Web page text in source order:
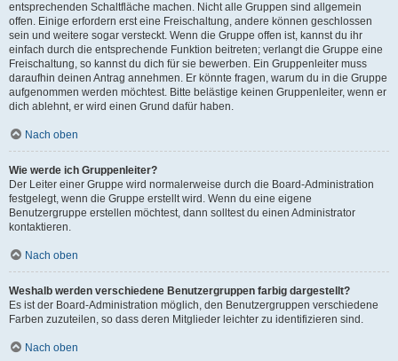
entsprechenden Schaltfläche machen. Nicht alle Gruppen sind allgemein
offen. Einige erfordern erst eine Freischaltung, andere können geschlossen
sein und weitere sogar versteckt. Wenn die Gruppe offen ist, kannst du ihr
einfach durch die entsprechende Funktion beitreten; verlangt die Gruppe eine
Freischaltung, so kannst du dich für sie bewerben. Ein Gruppenleiter muss
daraufhin deinen Antrag annehmen. Er könnte fragen, warum du in die Gruppe
aufgenommen werden möchtest. Bitte belästige keinen Gruppenleiter, wenn er
dich ablehnt, er wird einen Grund dafür haben.
Nach oben
Wie werde ich Gruppenleiter?
Der Leiter einer Gruppe wird normalerweise durch die Board-Administration
festgelegt, wenn die Gruppe erstellt wird. Wenn du eine eigene
Benutzergruppe erstellen möchtest, dann solltest du einen Administrator
kontaktieren.
Nach oben
Weshalb werden verschiedene Benutzergruppen farbig dargestellt?
Es ist der Board-Administration möglich, den Benutzergruppen verschiedene
Farben zuzuteilen, so dass deren Mitglieder leichter zu identifizieren sind.
Nach oben